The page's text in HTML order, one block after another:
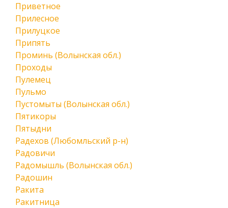
Приветное
Прилесное
Прилуцкое
Припять
Проминь (Волынская обл.)
Проходы
Пулемец
Пульмо
Пустомыты (Волынская обл.)
Пятикоры
Пятыдни
Радехов (Любомльский р-н)
Радовичи
Радомышль (Волынская обл.)
Радошин
Ракита
Ракитница